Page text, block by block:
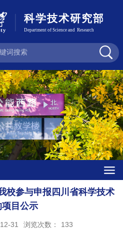
校参与申报四川省科学技术
项目公示
31 浏览次数： 133